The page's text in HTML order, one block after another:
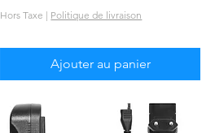
Hors Taxe | Politique de livraison
Ajouter au panier